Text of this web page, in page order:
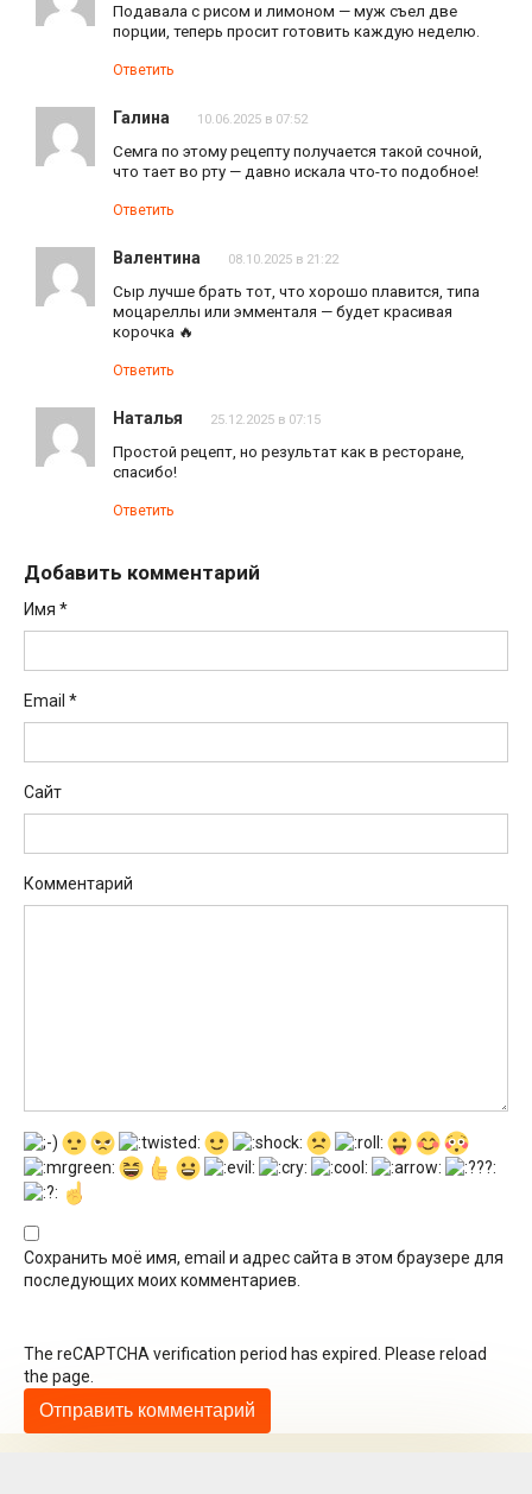
Подавала с рисом и лимоном — муж съел две
порции, теперь просит готовить каждую неделю.
Ответить
Галина 10.06.2025 в 07:52
Семга по этому рецепту получается такой сочной,
что тает во рту — давно искала что-то подобное!
Ответить
Валентина 08.10.2025 в 21:22
Сыр лучше брать тот, что хорошо плавится, типа
моцареллы или эмменталя — будет красивая
корочка 🔥
Ответить
Наталья 25.12.2025 в 07:15
Простой рецепт, но результат как в ресторане,
спасибо!
Ответить
Добавить комментарий
Имя *
Email *
Сайт
Комментарий
Сохранить моё имя, email и адрес сайта в этом браузере для
последующих моих комментариев.
The reCAPTCHA verification period has expired. Please reload
the page.